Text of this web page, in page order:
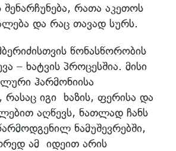
რათა აკეთოს
და რაც თავად სურს.
წონასწორობის
– ხატვის პროცესშია. მისი
ჰარმონიისა
რასაც იგი ხაზის, ფერისა და
აღწევს, ნათლად ჩანს
ნამუშევრებში,
ამ იდეით არის